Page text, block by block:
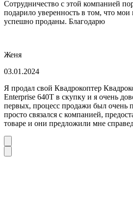
Сотрудничество с этой компанией
подарило уверенность в том, что
успешно проданы. Благодарю
Женя
03.01.2024
Я продал свой Квадрокоптер
Enterprise 640T в скупку и я очень
первых, процесс продажи был
просто связался с компанией,
товаре и они предложили мне